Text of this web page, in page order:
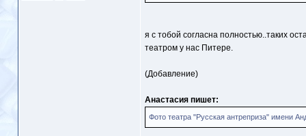
я с тобой согласна полностью..таких
театром у нас Питере.
(Добавление)
Анастасия пишет:
Фото театра "Русская антреприза" имени